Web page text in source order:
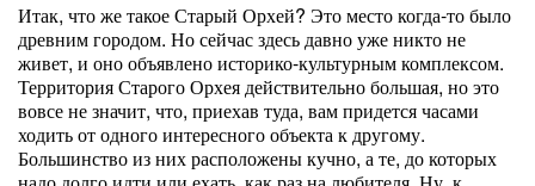
Итак, что же такое Старый Орхей? Это место когда-то было
древним городом. Но сейчас здесь давно уже никто не
живет, и оно объявлено историко-культурным комплексом.
Территория Старого Орхея действительно большая, но это
вовсе не значит, что, приехав туда, вам придется часами
ходить от одного интересного объекта к другому.
Большинство из них расположены кучно, а те, до которых